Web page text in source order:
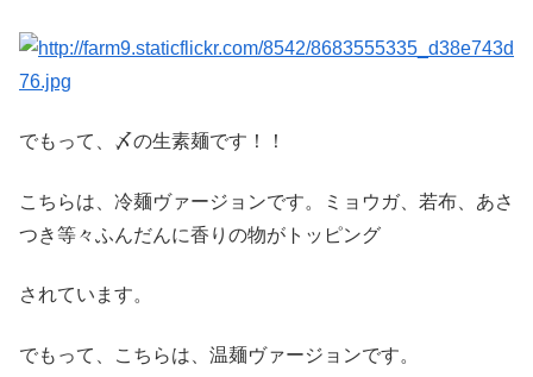
でもって、〆の生素麺です！！
こちらは、冷麺ヴァージョンです。ミョウガ、若布、あさ
つき等々ふんだんに香りの物がトッピング
されています。
でもって、こちらは、温麺ヴァージョンです。